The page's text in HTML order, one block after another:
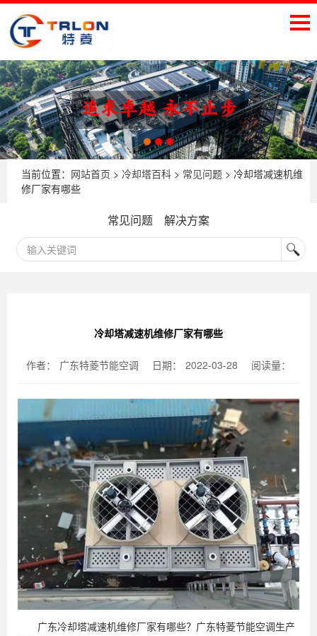
当前位置： 网站首页 > 冷却塔百科 > 常见问题 > 冷却塔减速机维
修厂家有哪些
常见问题 解决方案
冷却塔减速机维修厂家有哪些
作者： 广东特菱节能空调 日期： 2022-03-28 阅读量：
广东冷却塔减速机维修厂家有哪些？广东特菱节能空调生产